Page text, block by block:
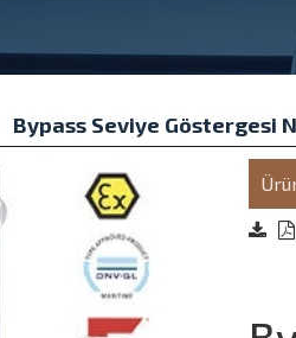
Bypass Seviye Göstergesi